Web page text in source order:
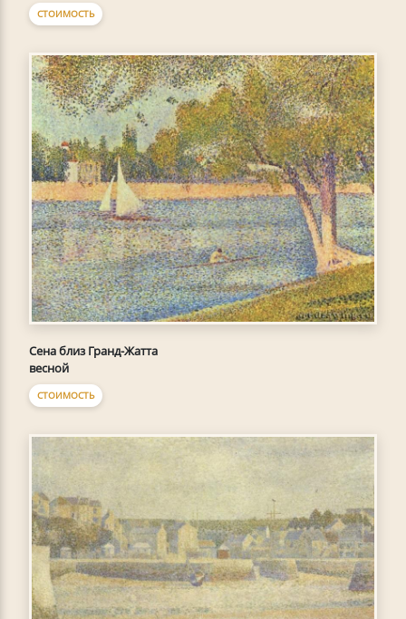
СТОИМОСТЬ
Сена близ Гранд-Жатта
весной
СТОИМОСТЬ